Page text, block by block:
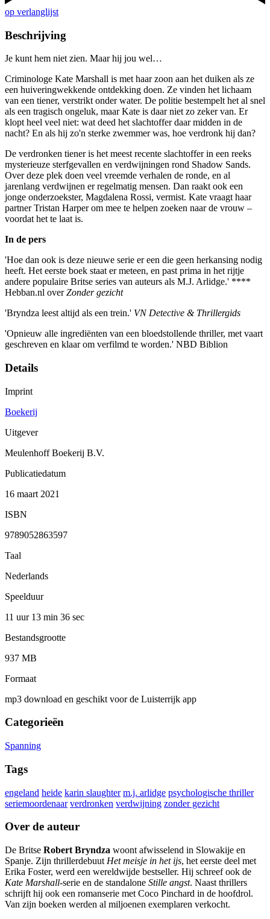
op verlanglijst
Beschrijving
Je kunt hem niet zien. Maar hij jou wel…
Criminologe Kate Marshall is met haar zoon aan het duiken als ze
een huiveringwekkende ontdekking doen. Ze vinden het lichaam
van een tiener, verstrikt onder water. De politie bestempelt het al snel
als een tragisch ongeluk, maar Kate is daar niet zo zeker van. Er
klopt heel veel niet: wat deed het slachtoffer daar midden in de
nacht? En als hij zo'n sterke zwemmer was, hoe verdronk hij dan?
De verdronken tiener is het meest recente slachtoffer in een reeks
mysterieuze sterfgevallen en verdwijningen rond Shadow Sands.
Over deze plek doen veel vreemde verhalen de ronde, en al
jarenlang verdwijnen er regelmatig mensen. Dan raakt ook een
jonge onderzoekster, Magdalena Rossi, vermist. Kate vraagt haar
partner Tristan Harper om mee te helpen zoeken naar de vrouw –
voordat het te laat is.
In de pers
'Hoe dan ook is deze nieuwe serie er een die geen herkansing nodig
heeft. Het eerste boek staat er meteen, en past prima in het rijtje
andere populaire Britse series van auteurs als M.J. Arlidge.' ****
Hebban.nl overZonder gezicht
'Bryndza leest altijd als een trein.' VN Detective & Thrillergids
'Opnieuw alle ingrediënten van een bloedstollende thriller, met vaart
geschreven en klaar om verfilmd te worden.' NBD Biblion
Details
Imprint
Boekerij
Uitgever
Meulenhoff Boekerij B.V.
Publicatiedatum
16 maart 2021
ISBN
9789052863597
Taal
Nederlands
Speelduur
11 uur 13 min 36 sec
Bestandsgrootte
937 MB
Formaat
mp3 download en geschikt voor de Luisterrijk app
Categorieën
Spanning
Tags
engeland heide karin slaughter m.j. arlidge psychologische thriller
seriemoordenaar verdronken verdwijning zonder gezicht
Over de auteur
De Britse Robert Bryndza woont afwisselend in Slowakije en
Spanje. Zijn thrillerdebuut Het meisje in het ijs, het eerste deel met
Erika Foster, werd een wereldwijde bestseller. Hij schreef ook de
Kate Marshall-serie en de standalone Stille angst. Naast thrillers
schrijft hij ook een romanserie met Coco Pinchard in de hoofdrol.
Van zijn boeken werden al miljoenen exemplaren verkocht.